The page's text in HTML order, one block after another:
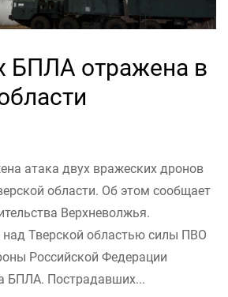
БПЛА отражена в
атака двух вражеских дронов
области. Об этом сообщает
Верхневолжья.
над Тверской областью силы ПВО
Российской Федерации
БПЛА. Пострадавших...